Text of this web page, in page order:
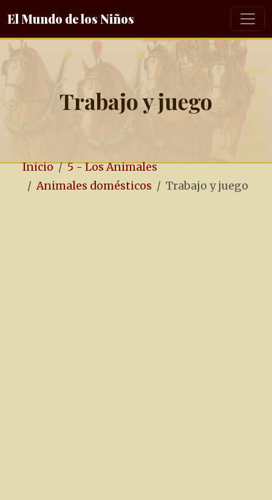
El Mundo de los Niños
Trabajo y juego
Inicio
5 - Los Animales
Animales domésticos
Trabajo y juego